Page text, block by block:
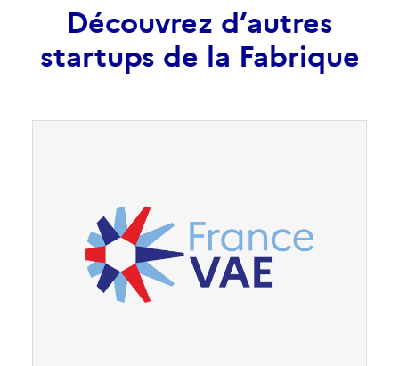
Découvrez d’autres
startups de la Fabrique